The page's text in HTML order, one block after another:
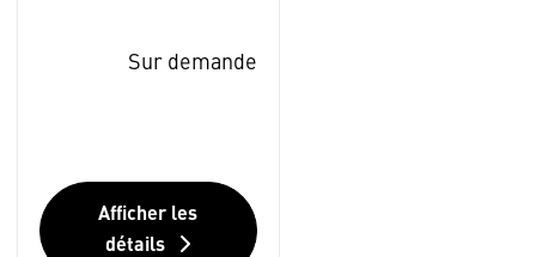
Sur demande
Afficher les
détails